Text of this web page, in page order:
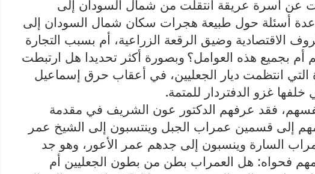
عن أسرة عريقة انتقلت من شمال السودان إلى
أسئلة حول طبيعة هجرات سكان شمال السودان إلى
وضيق الرقعة الزراعية، أم بسبب التجارة
أم بجميع هذه العوامل؟ وبصورة أكثر تحديدا هل ارتبطت
انتظمت ديار الجعليين، في أعقاب حرق إسماعيل
غزو الدفتردار للمتمة.
فقد عرفهم الدكتور عون الشريف في مقدمة
إلى قسمين عمراب الجبل وينتسبون إلى الشيخ عمر
السارة وينسبون إلى جدهم عمر الأعور، وهو جد
مهم فحواه: هل العمراب بطن من بطون الجعليين أم